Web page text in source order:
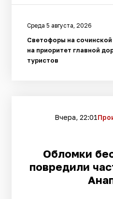
Среда 5 августа, 2026
Светофоры на
на приоритет главной
туристов
Вчера, 22:01
Обломки
повредили